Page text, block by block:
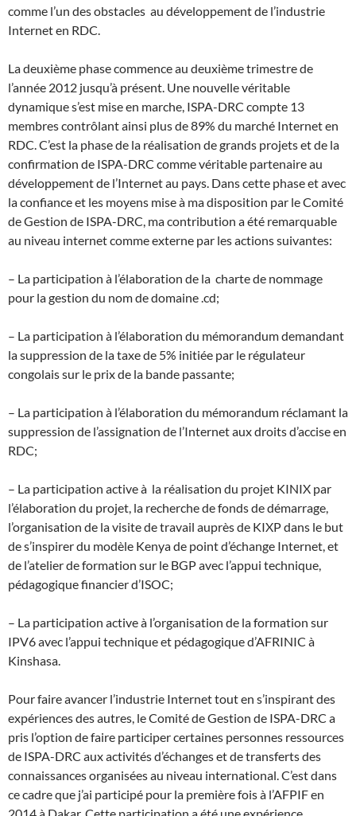
comme l’un des obstacles au développement de l’industrie
Internet en RDC.
La deuxième phase commence au deuxième trimestre de
l’année 2012 jusqu’à présent. Une nouvelle véritable
dynamique s’est mise en marche, ISPA-DRC compte 13
membres contrôlant ainsi plus de 89% du marché Internet en
RDC. C’est la phase de la réalisation de grands projets et de la
confirmation de ISPA-DRC comme véritable partenaire au
développement de l’Internet au pays. Dans cette phase et avec
la confiance et les moyens mise à ma disposition par le Comité
de Gestion de ISPA-DRC, ma contribution a été remarquable
au niveau internet comme externe par les actions suivantes:
– La participation à l’élaboration de la charte de nommage
pour la gestion du nom de domaine .cd;
– La participation à l’élaboration du mémorandum demandant
la suppression de la taxe de 5% initiée par le régulateur
congolais sur le prix de la bande passante;
– La participation à l’élaboration du mémorandum réclamant la
suppression de l’assignation de l’Internet aux droits d’accise en
RDC;
– La participation active à la réalisation du projet KINIX par
l’élaboration du projet, la recherche de fonds de démarrage,
l’organisation de la visite de travail auprès de KIXP dans le but
de s’inspirer du modèle Kenya de point d’échange Internet, et
de l’atelier de formation sur le BGP avec l’appui technique,
pédagogique financier d’ISOC;
– La participation active à l’organisation de la formation sur
IPV6 avec l’appui technique et pédagogique d’AFRINIC à
Kinshasa.
Pour faire avancer l’industrie Internet tout en s’inspirant des
expériences des autres, le Comité de Gestion de ISPA-DRC a
pris l’option de faire participer certaines personnes ressources
de ISPA-DRC aux activités d’échanges et de transferts des
connaissances organisées au niveau international. C’est dans
ce cadre que j’ai participé pour la première fois à l’AFPIF en